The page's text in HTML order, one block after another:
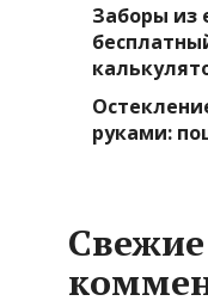
Заборы из
руками:
Свежие